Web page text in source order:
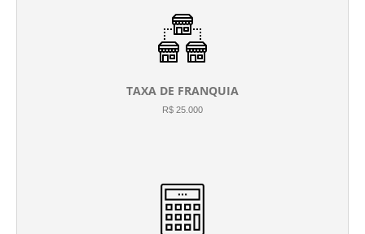
TAXA DE FRANQUIA
R$ 25.000